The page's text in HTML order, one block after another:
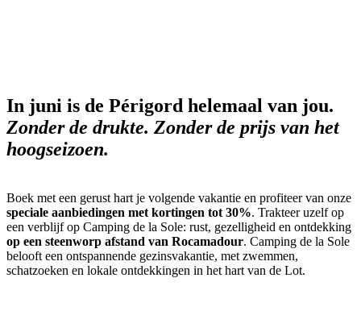
In juni is de Périgord helemaal van jou.
Zonder de drukte. Zonder de prijs van het
hoogseizoen.
Boek met een gerust hart je volgende vakantie en profiteer van onze
speciale aanbiedingen met kortingen tot 30%. Trakteer uzelf op
een verblijf op Camping de la Sole: rust, gezelligheid en ontdekking
op een steenworp afstand van Rocamadour. Camping de la Sole
belooft een ontspannende gezinsvakantie, met zwemmen,
schatzoeken en lokale ontdekkingen in het hart van de Lot.